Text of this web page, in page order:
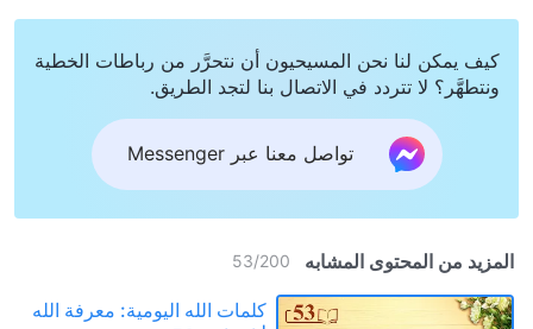
كيف يمكن لنا نحن المسيحيون أن نتحرَّر من رباطات الخطية
ونتطهَّر؟ لا تتردد في الاتصال بنا لتجد الطريق.
تواصل معنا عبر Messenger
المزيد من المحتوى المشابه 53/200
كلمات الله اليومية: معرفة الله